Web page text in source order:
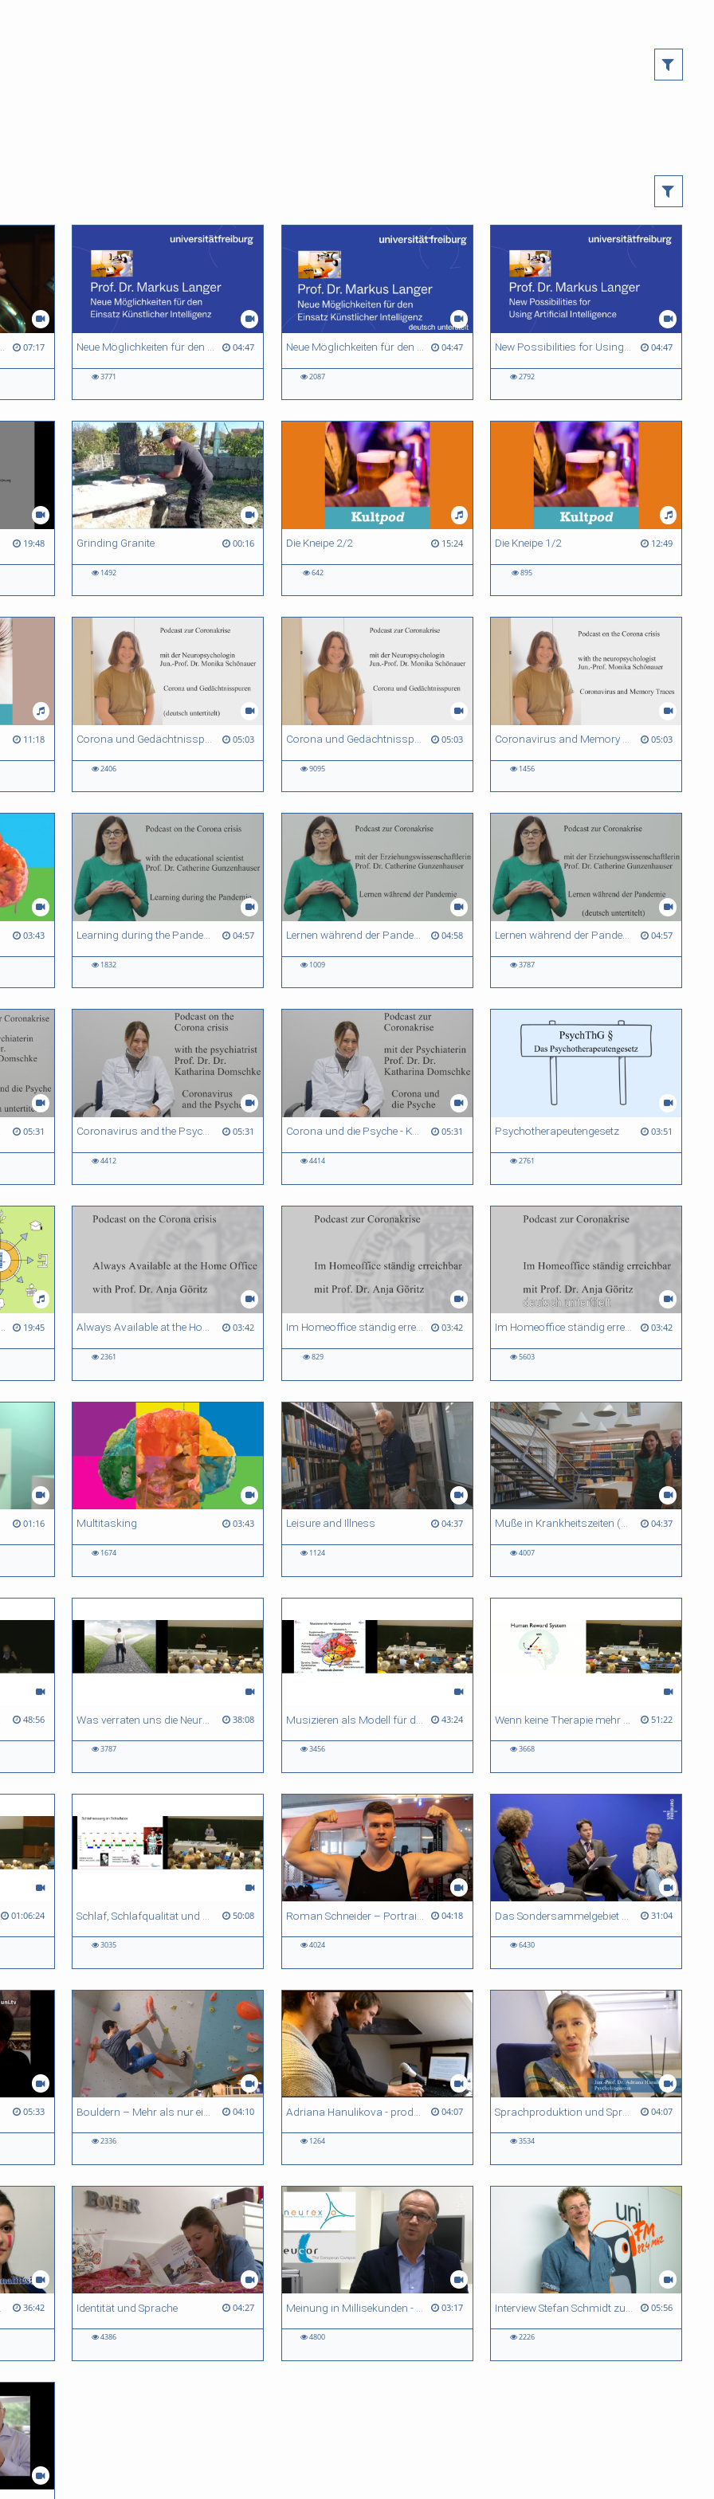
in unserem Kopf 07:17 Neue Möglichkeiten für den Einsatz Künstlicher Intelligenz - Markus Langer 04:47
3771
Neue Möglichkeiten für den Einsatz Künstlicher Intelligenz - Markus Langer - deutsch untertitelt 04:47
2087
New Possibilities for Using Artificial Intelligence - Markus Langer 04:47
2792
19:48 Grinding Granite 00:16
1492
Die Kneipe 2/2 15:24
642
Die Kneipe 1/2 12:49
895
11:18 Corona und Gedächtnisspuren - Monika Schönauer - deutsch untertitelt 05:03
2406
Corona und Gedächtnisspuren - Monika Schönauer 05:03
9095
Coronavirus and Memory Traces - Monika Schönauer 05:03
1456
03:43 Learning during the Pandemic - Catherine Gunzenhauser 04:57
1832
Lernen während der Pandemie - Catherine Gunzenhauser 04:58
1009
Lernen während der Pandemie - Catherine Gunzenhauser - deutsch untertitelt 04:57
3787
05:31 Coronavirus and the Psyche - Katharina Domschke 05:31
4412
Corona und die Psyche - Katharina Domschke 05:31
4414
Psychotherapeutengesetz 03:51
2761
Podcast Studienwahl 19:45 Always Available at the Home Office – Podcast on the Corona Crisis 03:42
2361
Im Homeoffice ständig erreichbar - Podcast zur Coronakrise 03:42
829
Im Homeoffice ständig erreichbar - Podcast zur Coronakrise - deutsch untertitelt 03:42
5603
01:16 Multitasking 03:43
1674
Leisure and Illness 04:37
1124
Muße in Krankheitszeiten (SFB 1015 Muße) 04:37
4007
48:56 38:08
3787
43:24
3456
51:22
3668
Verstärkendes Lernen – Wie echte und künstliche Gehirne lernen, optimale Entscheidungen zu treffen 01:06:24 50:08
3035
04:18
4024
31:04
6430
05:33 04:10
2336
04:07
1264
04:07
3534
36:42 Identität und Sprache 04:27
4386
03:17
4800
05:56
2226